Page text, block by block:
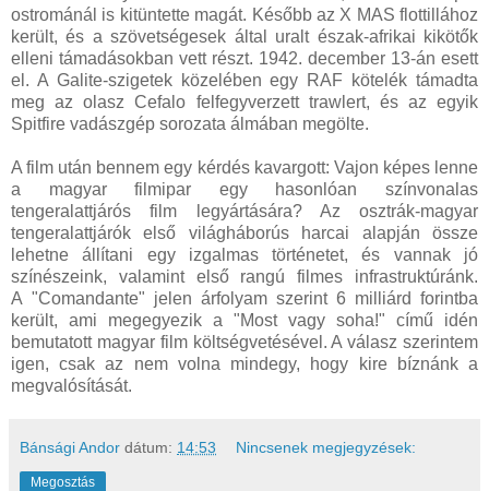
ostrománál is kitüntette magát. Később az X MAS flottillához
került, és a szövetségesek által uralt észak-afrikai kikötők
elleni támadásokban vett részt. 1942. december 13-án esett
el. A Galite-szigetek közelében egy RAF kötelék támadta
meg az olasz Cefalo felfegyverzett trawlert, és az egyik
Spitfire vadászgép sorozata álmában megölte.
A film után bennem egy kérdés kavargott: Vajon képes lenne
a magyar filmipar egy hasonlóan színvonalas
tengeralattjárós film legyártására? Az osztrák-magyar
tengeralattjárók első világháborús harcai alapján össze
lehetne állítani egy izgalmas történetet, és vannak jó
színészeink, valamint első rangú filmes infrastruktúránk.
A "Comandante" jelen árfolyam szerint 6 milliárd forintba
került, ami megegyezik a "Most vagy soha!" című idén
bemutatott magyar film költségvetésével. A válasz szerintem
igen, csak az nem volna mindegy, hogy kire bíznánk a
megvalósítását.
Bánsági Andor dátum: 14:53 Nincsenek megjegyzések:
Megosztás